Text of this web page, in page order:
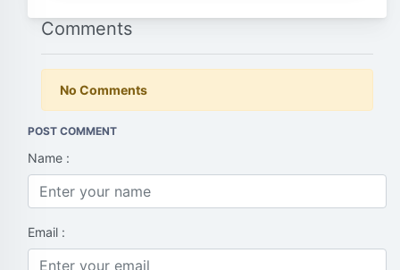
Comments
No Comments
POST COMMENT
Name :
Email :